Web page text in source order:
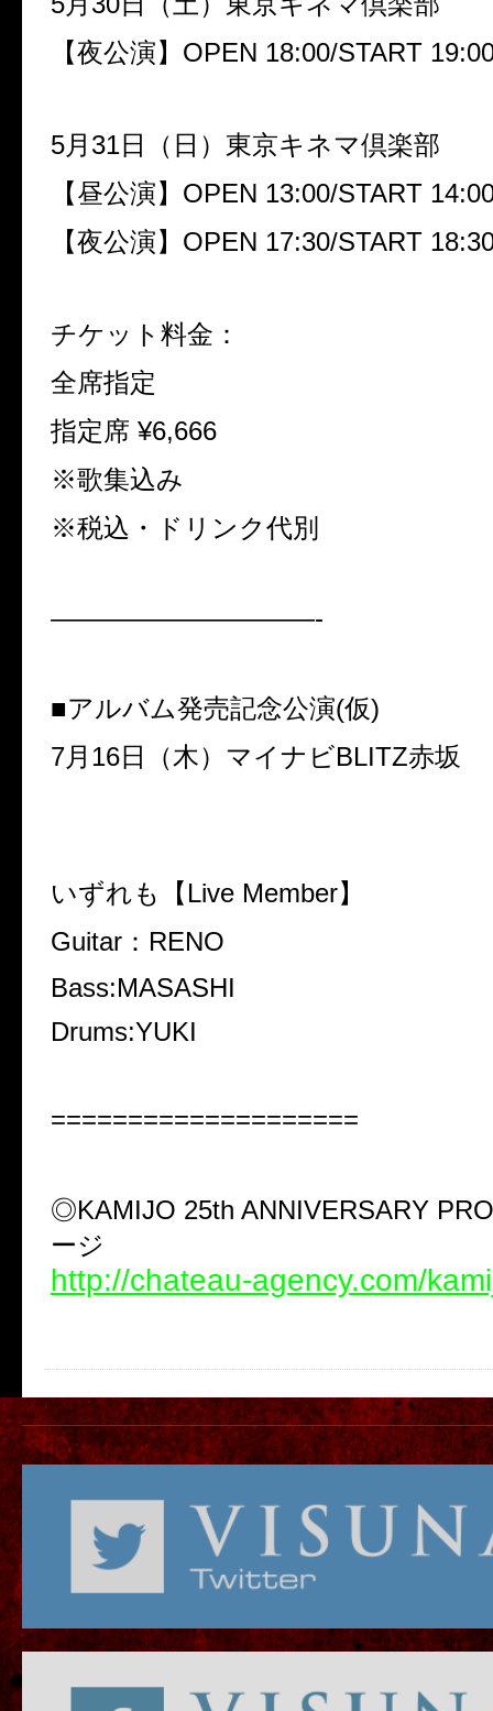
【夜公演】OPEN 18:00/START
5月31日（日）東京キネマ倶楽部
【昼公演】OPEN 13:00/START
【夜公演】OPEN 17:30/START
チケット料金：
全席指定
指定席 ¥6,666
※歌集込み
※税込・ドリンク代別
——————————-
■アルバム発売記念公演(仮)
7月16日（木）マイナビBLITZ赤坂
いずれも【Live Member】
Guitar：RENO
Bass:MASASHI
Drums:YUKI
====================
◎KAMIJO 25th ANNIVERSARY
ージ
http://chateau-agency.com/